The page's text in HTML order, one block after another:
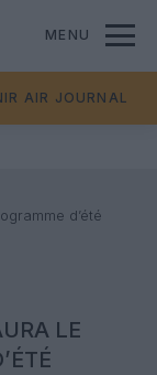
MENU
AIR JOURNAL
d’été
LE